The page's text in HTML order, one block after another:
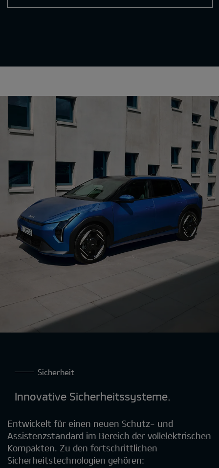
Sicherheit
Innovative Sicherheitssysteme.
Entwickelt für einen neuen Schutz- und
Assistenzstandard im Bereich der vollelektrischen
Kompakten. Zu den fortschrittlichen
Sicherheitstechnologien gehören: